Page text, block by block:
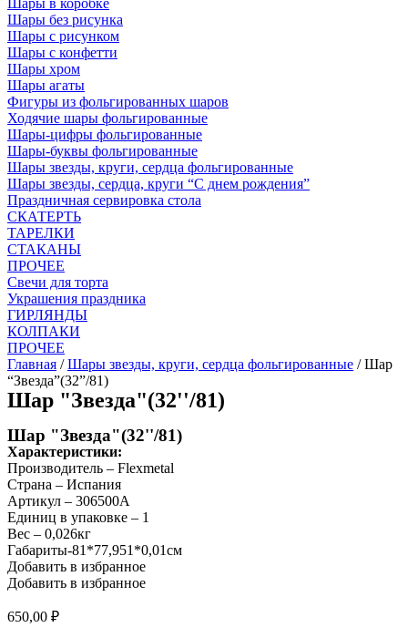
Шары без рисунка
Шары с рисунком
Шары с конфетти
Шары хром
Шары агаты
Фигуры из фольгированных шаров
Ходячие шары фольгированные
Шары-цифры фольгированные
Шары-буквы фольгированные
Шары звезды, круги, сердца фольгированные
Шары звезды, сердца, круги “С днем рождения”
Праздничная сервировка стола
СКАТЕРТЬ
ТАРЕЛКИ
СТАКАНЫ
ПРОЧЕЕ
Свечи для торта
Украшения праздника
ГИРЛЯНДЫ
КОЛПАКИ
ПРОЧЕЕ
Главная /Шары звезды, круги, сердца фольгированные / Шар
“Звезда”(32”/81)
Шар "Звезда"(32''/81)
Шар "Звезда"(32''/81)
Характеристики:
Производитель – Flexmetal
Страна – Испания
Артикул – 306500A
Единиц в упаковке – 1
Вес – 0,026кг
Габариты-81*77,951*0,01см
Добавить в избранное
Добавить в избранное
650,00 ₽